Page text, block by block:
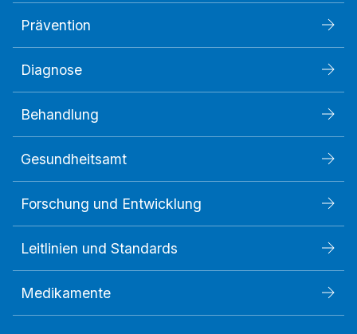
Prävention
Diagnose
Behandlung
Gesundheitsamt
Forschung und Entwicklung
Leitlinien und Standards
Medikamente